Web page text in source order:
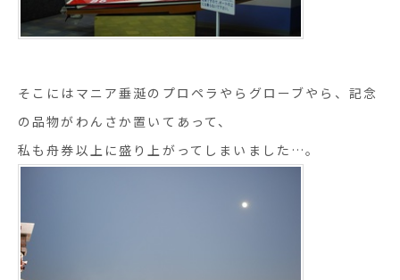
そこにはマニア垂涎のプロペラやらグローブやら、記念
の品物がわんさか置いてあって、
私も舟券以上に盛り上がってしまいました…。